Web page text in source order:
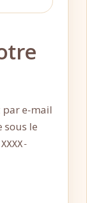
par e-mail
sous le